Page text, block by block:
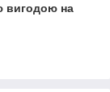
вигодою на